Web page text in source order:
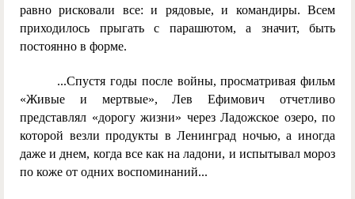
равно рисковали все: и рядовые, и командиры. Всем
приходилось прыгать с парашютом, а значит, быть
постоянно в форме.
...Спустя годы после войны, просматривая фильм
«Живые и мертвые», Лев Ефимович отчетливо
представлял «дорогу жизни» через Ладожское озеро, по
которой везли продукты в Ленинград ночью, а иногда
даже и днем, когда все как на ладони, и испытывал мороз
по коже от одних воспоминаний...